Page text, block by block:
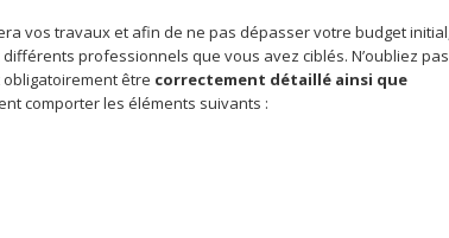
vos travaux et afin de ne pas dépasser votre budget initial,
professionnels que vous avez ciblés. N’oubliez pas
obligatoirement être correctement détaillé ainsi que
comporter les éléments suivants :